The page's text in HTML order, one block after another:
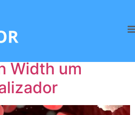
Width um